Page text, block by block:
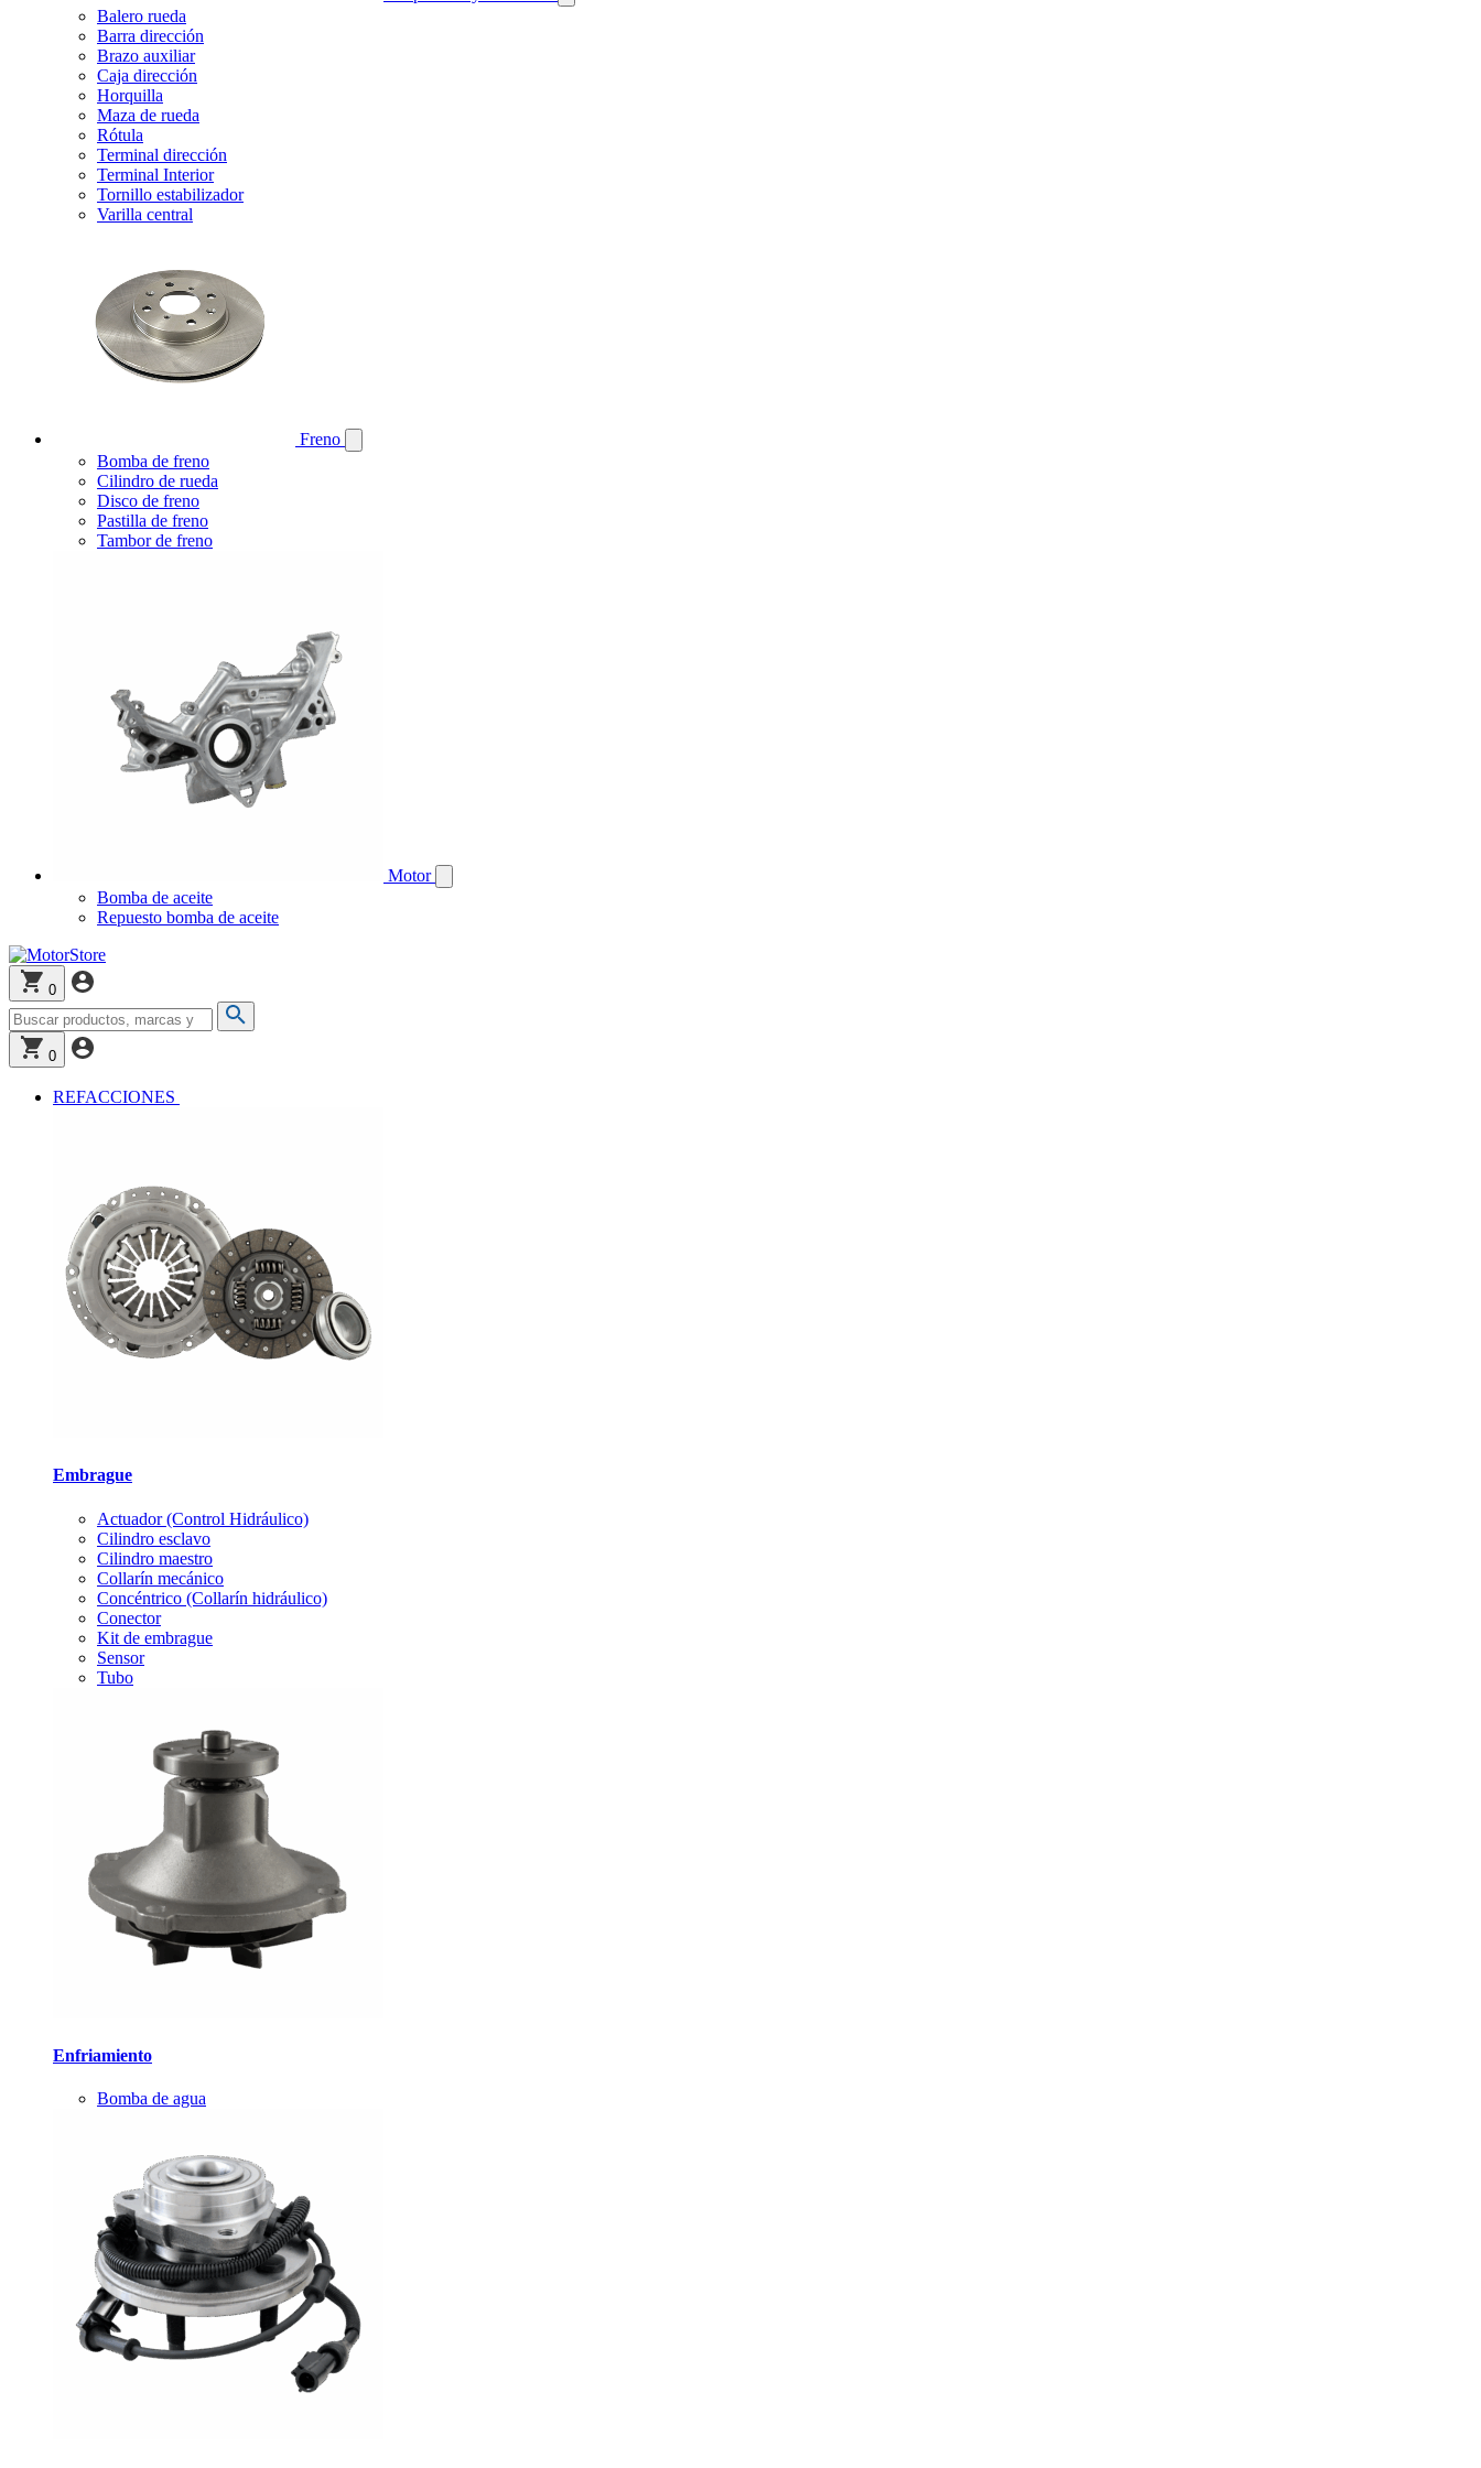
Balero rueda
Barra dirección
Brazo auxiliar
Caja dirección
Horquilla
Maza de rueda
Rótula
Terminal dirección
Terminal Interior
Tornillo estabilizador
Varilla central
Freno
Bomba de freno
Cilindro de rueda
Disco de freno
Pastilla de freno
Tambor de freno
Motor
Bomba de aceite
Repuesto bomba de aceite
0
0
REFACCIONES
Embrague
Actuador (Control Hidráulico)
Cilindro esclavo
Cilindro maestro
Collarín mecánico
Concéntrico (Collarín hidráulico)
Conector
Kit de embrague
Sensor
Tubo
Enfriamiento
Bomba de agua